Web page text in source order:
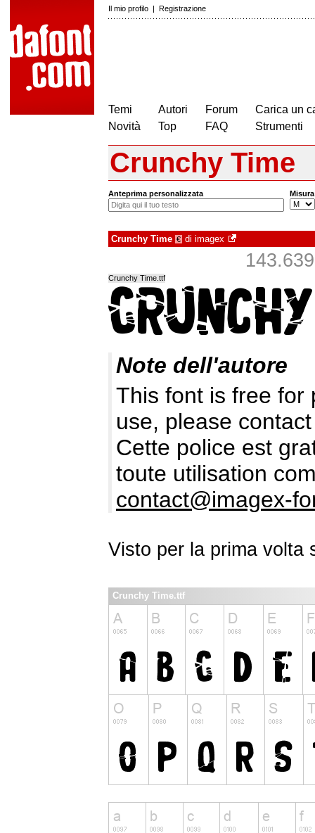
Il mio profilo | Registrazione
Temi
Novità
Autori
Top
Forum
FAQ
Carica un
Strumenti
Crunchy Time
Anteprima personalizzata Misura
Crunchy Time € di imagex
Crunchy Time.ttf
Note dell'autore
This font is free for
use, please
Cette police est
toute utilisation
contact@imagex-
Visto per la prima volta
Crunchy Time.ttf